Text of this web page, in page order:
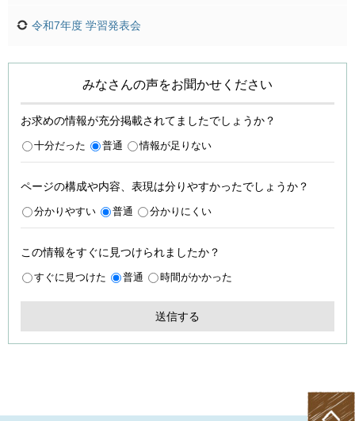
令和7年度 学習発表会
みなさんの声をお聞かせください
お求めの情報が充分掲載されてましたでしょうか？
十分だった 普通 情報が足りない
ページの構成や内容、表現は分りやすかったでしょうか？
分かりやすい 普通 分かりにくい
この情報をすぐに見つけられましたか？
すぐに見つけた 普通 時間がかかった